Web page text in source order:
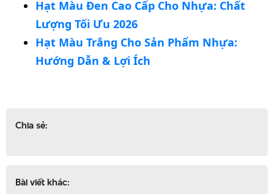
Hạt Màu Đen Cao Cấp Cho Nhựa: Chất
Lượng Tối Ưu 2026
Hạt Màu Trắng Cho Sản Phẩm Nhựa:
Hướng Dẫn & Lợi Ích
Chia sẻ:
Bài viết khác: